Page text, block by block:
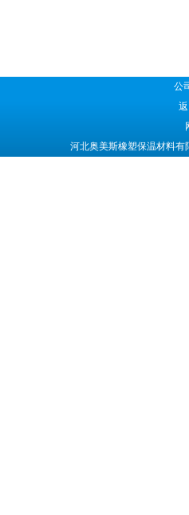
公
河北奥美斯橡塑保温材料有